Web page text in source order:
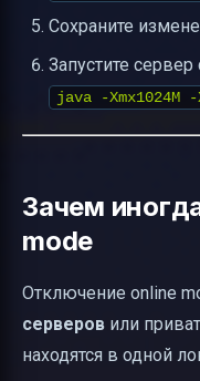
Сохраните
Запустите сервер
java -
Зачем
mode
Отключение online
серверов или
находятся в одной